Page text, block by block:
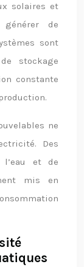
solaires et
de
sont
stockage
constante
ne
Des
l’eau et de
mis en